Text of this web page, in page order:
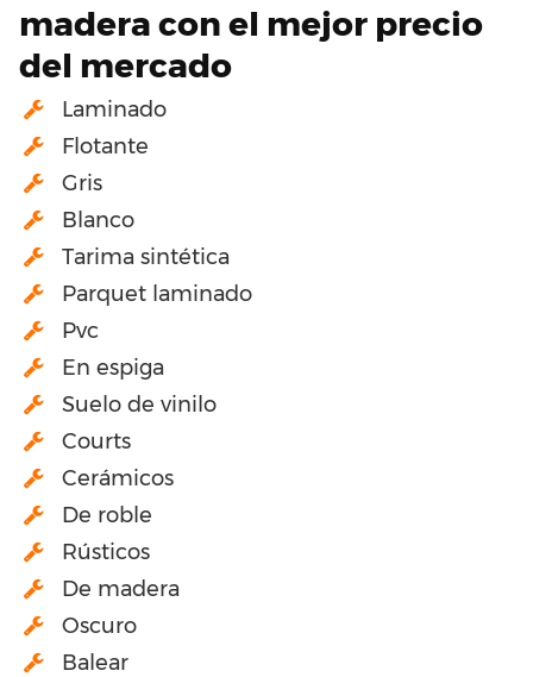
madera con el mejor precio
del mercado
Laminado
Flotante
Gris
Blanco
Tarima sintética
Parquet laminado
Pvc
En espiga
Suelo de vinilo
Courts
Cerámicos
De roble
Rústicos
De madera
Oscuro
Balear